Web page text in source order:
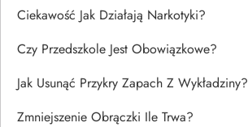
Ciekawość Jak Działają Narkotyki?
Czy Przedszkole Jest Obowiązkowe?
Jak Usunąć Przykry Zapach Z Wykładziny?
Zmniejszenie Obrączki Ile Trwa?